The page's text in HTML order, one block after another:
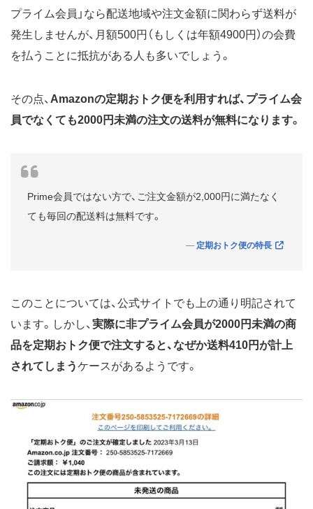
プライム会員」なら配送地域や注文金額に関わらず送料が
発生しませんが、月額500円（もしくは年額4900円）の会費
を払うことに抵抗がある人も多いでしょう。
その点、 Amazonの定期おトク便を利用すれば、プライム会
員でなくても2000円未満の注文の送料が無料になります。
Prime会員ではない方で、ご注文金額が2,000円に満たなく
ても毎回の配送料は無料です。
定期おトク便の特長
このことについては、公式サイトでも上の通り明記されて
います。しかし、 実際に非プライム会員が2000円未満の商
品を定期おトク便で注文すると、なぜか送料410円が計上
されてしまうケースがあるようです。